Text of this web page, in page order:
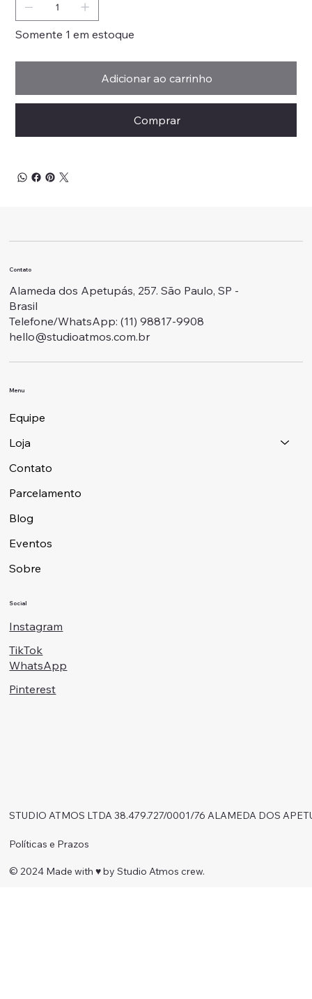
Somente 1 em estoque
Adicionar ao carrinho
Comprar
Contato
Alameda dos Apetupás, 257. São Paulo, SP -
Brasil
Telefone/WhatsApp: ‭(11) 98817-9908
hello@studioatmos.com.br
Menu
Equipe
Loja
Contato
Parcelamento
Blog
Eventos
Sobre
Social
Instagram
TikTok
WhatsApp
Pinterest
STUDIO ATMOS LTDA 38.479.727/0001/76 ALAMEDA DOS
Políticas e Prazos
© 2024 Made with ♥︎ by Studio Atmos crew.